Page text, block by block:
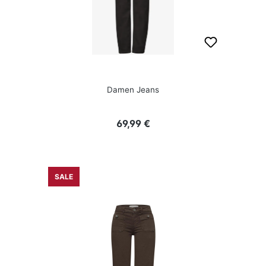
Damen Jeans
Regulärer Preis:
69,99 €
SALE